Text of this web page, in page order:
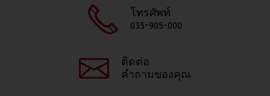
โทรศัพท์
035-905-000
ติดต่อ
คำถามของคุณ